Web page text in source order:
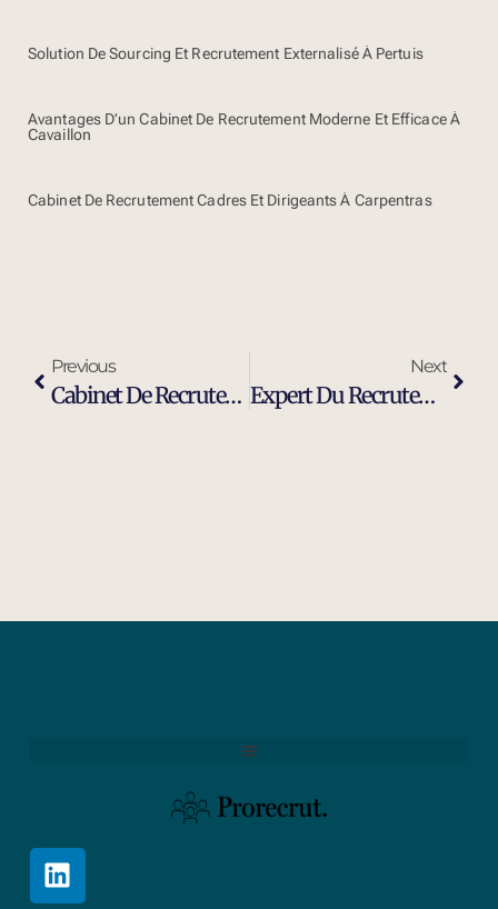
Solution De Sourcing Et Recrutement Externalisé À Pertuis
Avantages D’un Cabinet De Recrutement Moderne Et Efficace À
Cavaillon
Cabinet De Recrutement Cadres Et Dirigeants À Carpentras
Previous
Cabinet De Recrutement Ingénieur Maintenance Industrielle À Gap
Next
Expert Du Recrutement D’ingénieurs Et Cadres Dirigeants À Gap